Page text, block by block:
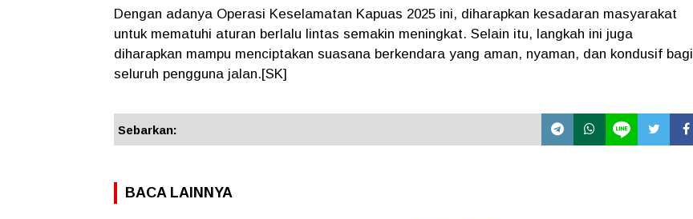
Dengan adanya Operasi Keselamatan Kapuas 2025 ini, diharapkan kesadaran masyarakat
untuk mematuhi aturan berlalu lintas semakin meningkat. Selain itu, langkah ini juga
diharapkan mampu menciptakan suasana berkendara yang aman, nyaman, dan kondusif bagi
seluruh pengguna jalan.[SK]
Sebarkan:
BACA LAINNYA